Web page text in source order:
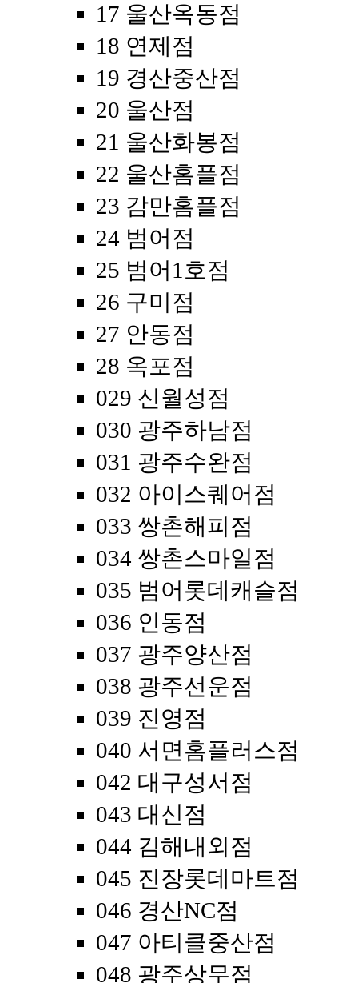
17 울산옥동점
18 연제점
19 경산중산점
20 울산점
21 울산화봉점
22 울산홈플점
23 감만홈플점
24 범어점
25 범어1호점
26 구미점
27 안동점
28 옥포점
029 신월성점
030 광주하남점
031 광주수완점
032 아이스퀘어점
033 쌍촌해피점
034 쌍촌스마일점
035 범어롯데캐슬점
036 인동점
037 광주양산점
038 광주선운점
039 진영점
040 서면홈플러스점
042 대구성서점
043 대신점
044 김해내외점
045 진장롯데마트점
046 경산NC점
047 아티클중산점
048 광주상무점